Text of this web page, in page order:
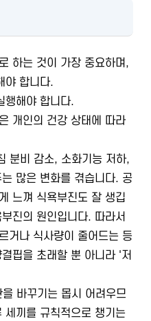
하는 것이 가장 중요하며,
야 합니다.
행해야 합니다.
개인의 건강 상태에 따라
분비 감소, 소화기능 저하,
많은 변화를 겪습니다. 공
느껴 식욕부진도 잘 생깁
진의 원인입니다. 따라서
거나 식사량이 줄어드는 등
핍을 초래할 뿐 아니라 '저
바꾸기는 몹시 어려우므
세끼를 규칙적으로 챙기는